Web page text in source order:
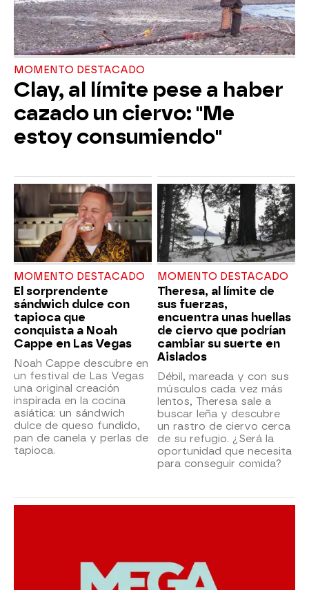
MOMENTO DESTACADO
Clay, al límite pese a haber
cazado un ciervo: "Me
estoy consumiendo"
MOMENTO DESTACADO
El sorprendente
sándwich dulce con
tapioca que
conquista a Noah
Cappe en Las Vegas
Noah Cappe descubre en
un festival de Las Vegas
una original creación
inspirada en la cocina
asiática: un sándwich
dulce de queso fundido,
pan de canela y perlas de
tapioca.
MOMENTO DESTACADO
Theresa, al límite de
sus fuerzas,
encuentra unas huellas
de ciervo que podrían
cambiar su suerte en
Aislados
Débil, mareada y con sus
músculos cada vez más
lentos, Theresa sale a
buscar leña y descubre
un rastro de ciervo cerca
de su refugio. ¿Será la
oportunidad que necesita
para conseguir comida?